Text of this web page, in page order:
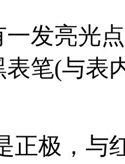
发亮光
表笔(与表
正极，与